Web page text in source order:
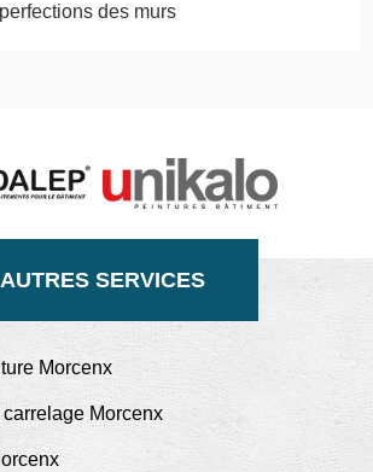
des murs
AUTRES SERVICES
Morcenx
Morcenx